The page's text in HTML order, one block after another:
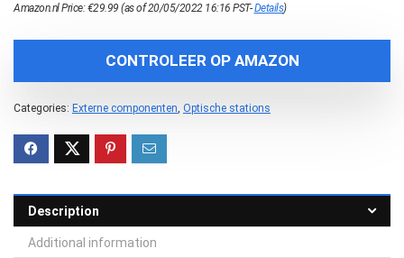
Amazon.nl Price:€29.99 (as of 20/05/2022 16:16 PST-Details)
CONTROLEER OP AMAZON
Categories: Externe componenten Optische stations
Description
Additional information